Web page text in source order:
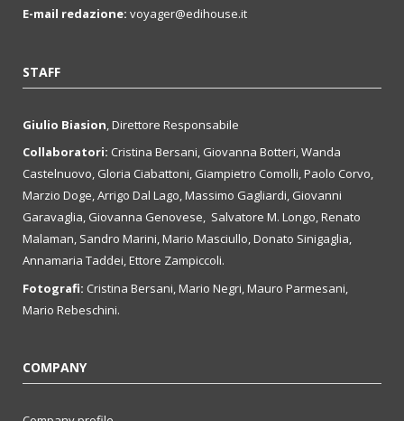
E-mail redazione: voyager@edihouse.it
STAFF
Giulio Biasion , Direttore Responsabile
Collaboratori: Cristina Bersani, Giovanna Botteri, Wanda
Castelnuovo, Gloria Ciabattoni, Giampietro Comolli, Paolo Corvo,
Marzio Doge, Arrigo Dal Lago, Massimo Gagliardi, Giovanni
Garavaglia, Giovanna Genovese, Salvatore M. Longo, Renato
Malaman, Sandro Marini, Mario Masciullo, Donato Sinigaglia,
Annamaria Taddei, Ettore Zampiccoli.
Fotografi: Cristina Bersani, Mario Negri, Mauro Parmesani,
Mario Rebeschini.
COMPANY